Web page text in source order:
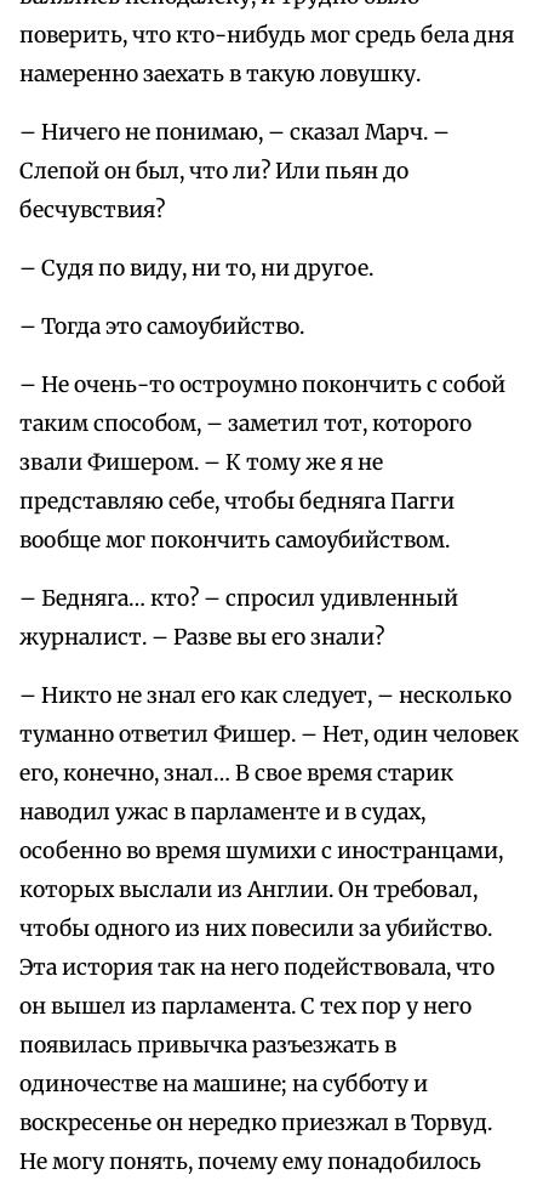
поверить, что кто-нибудь мог средь бела дня
намеренно заехать в такую ловушку.
– Ничего не понимаю, – сказал Марч. –
Слепой он был, что ли? Или пьян до
бесчувствия?
– Судя по виду, ни то, ни другое.
– Тогда это самоубийство.
– Не очень-то остроумно покончить с собой
таким способом, – заметил тот, которого
звали Фишером. – К тому же я не
представляю себе, чтобы бедняга Пагги
вообще мог покончить самоубийством.
– Бедняга… кто? – спросил удивленный
журналист. – Разве вы его знали?
– Никто не знал его как следует, – несколько
туманно ответил Фишер. – Нет, один человек
его, конечно, знал… В свое время старик
наводил ужас в парламенте и в судах,
особенно во время шумихи с иностранцами,
которых выслали из Англии. Он требовал,
чтобы одного из них повесили за убийство.
Эта история так на него подействовала, что
он вышел из парламента. С тех пор у него
появилась привычка разъезжать в
одиночестве на машине; на субботу и
воскресенье он нередко приезжал в Торвуд.
Не могу понять, почему ему понадобилось